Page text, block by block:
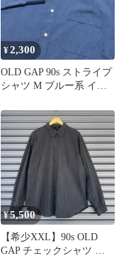
¥2,300
OLD GAP 90s ストライプ
シャツ M ブルー系 イン
¥5,500
【希少XXL】90s OLD
GAP チェックシャツ 紺